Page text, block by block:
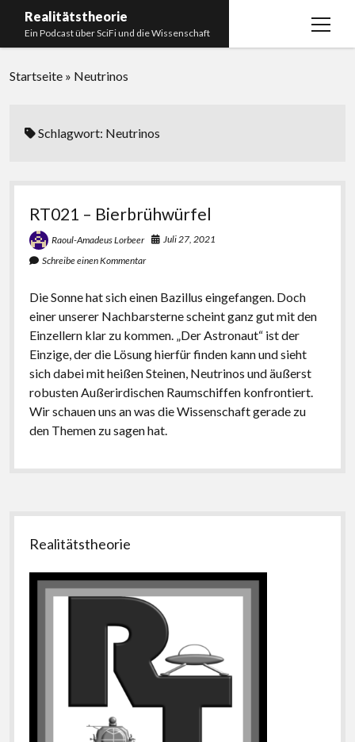
Realitätstheorie
Ein Podcast über SciFi und die Wissenschaft
Menü
Startseite
Impressum
Paperliste
Bücherliste
Startseite » Neutrinos
Schlagwort: Neutrinos
RT021 – Bierbrühwürfel
Raoul-Amadeus Lorbeer
Juli 27, 2021
Schreibe einen Kommentar
Die Sonne hat sich einen Bazillus eingefangen. Doch
einer unserer Nachbarsterne scheint ganz gut mit den
Einzellern klar zu kommen. „Der Astronaut“ ist der
Einzige, der die Lösung hierfür finden kann und sieht
sich dabei mit heißen Steinen, Neutrinos und äußerst
robusten Außerirdischen Raumschiffen konfrontiert.
Wir schauen uns an was die Wissenschaft gerade zu
den Themen zu sagen hat.
Seitenleiste
Realitätstheorie